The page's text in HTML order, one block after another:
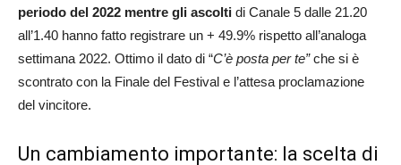
periodo del 2022 mentre gli ascolti di Canale 5 dalle 21.20
all’1.40 hanno fatto registrare un + 49.9% rispetto all’analoga
settimana 2022. Ottimo il dato di “C’è posta per te”che si è
scontrato con la Finale del Festival e l’attesa proclamazione
del vincitore.
Un cambiamento importante: la scelta di